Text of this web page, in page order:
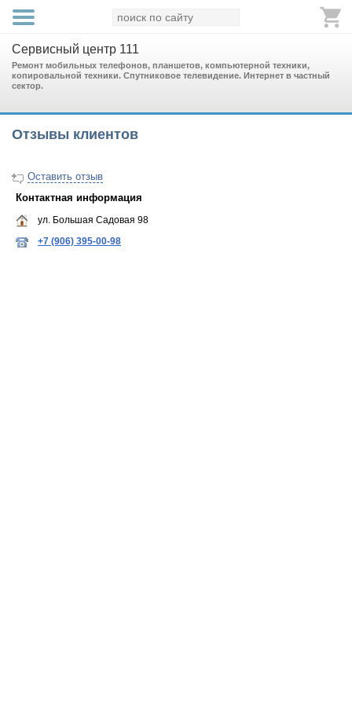
Сервисный центр 111
Ремонт мобильных телефонов, планшетов, компьютерной техники,
копировальной техники. Спутниковое телевидение. Интернет в частный
сектор.
Отзывы клиентов
Оставить отзыв
Контактная информация
ул. Большая Садовая 98
+7 (906) 395-00-98